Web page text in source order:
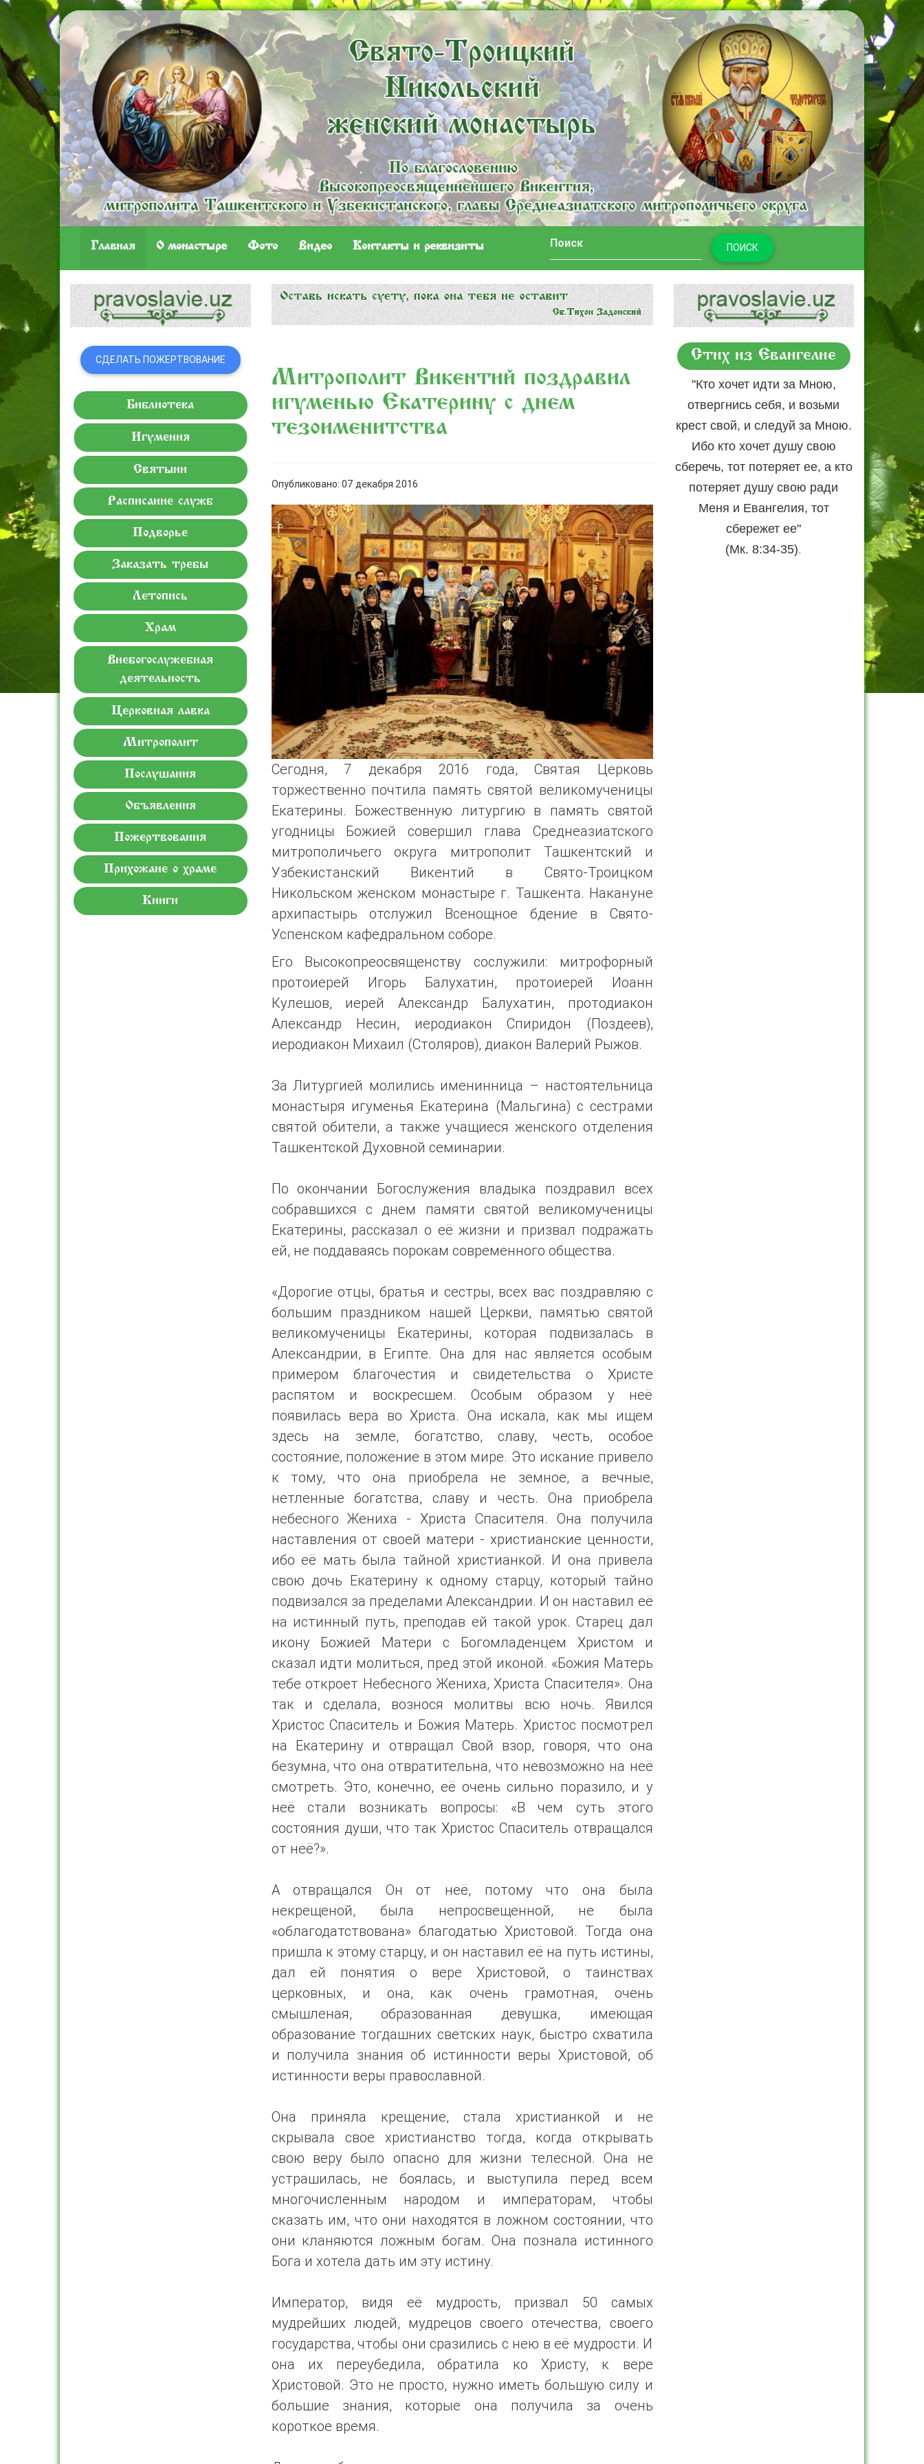
Главная O монастыре Фото Видео Контакты и реквизиты ПОИСК
СДЕЛАТЬ ПОЖЕРТВОВАНИЕ
Библиотека
Игумения
Святыни
Расписание служб
Подворье
Заказать требы
Летопись
Храм
Внебогослужебная
деятельность
Церковная лавка
Митрополит
Послушания
Объявления
Пожертвования
Прихожане о храме
Книги
Митрополит Викентий поздравил
игуменью Екатерину с днем
тезоименитства
Опубликовано: 07 декабря 2016
Сегодня, 7 декабря 2016 года, Святая Церковь
торжественно почтила память святой великомученицы
Екатерины. Божественную литургию в память святой
угодницы Божией совершил глава Среднеазиатского
митрополичьего округа митрополит Ташкентский и
Узбекистанский Викентий в Свято-Троицком
Никольском женском монастыре г. Ташкента. Накануне
архипастырь отслужил Всенощное бдение в Свято-
Успенском кафедральном соборе.
Его Высокопреосвященству сослужили: митрофорный
протоиерей Игорь Балухатин, протоиерей Иоанн
Кулешов, иерей Александр Балухатин, протодиакон
Александр Несин, иеродиакон Спиридон (Поздеев),
иеродиакон Михаил (Столяров), диакон Валерий Рыжов.
За Литургией молились именинница – настоятельница
монастыря игуменья Екатерина (Мальгина) с сестрами
святой обители, а также учащиеся женского отделения
Ташкентской Духовной семинарии.
По окончании Богослужения владыка поздравил всех
собравшихся с днем памяти святой великомученицы
Екатерины, рассказал о её жизни и призвал подражать
ей, не поддаваясь порокам современного общества.
«Дорогие отцы, братья и сестры, всех вас поздравляю с
большим праздником нашей Церкви, памятью святой
великомученицы Екатерины, которая подвизалась в
Александрии, в Египте. Она для нас является особым
примером благочестия и свидетельства о Христе
распятом и воскресшем. Особым образом у неё
появилась вера во Христа. Она искала, как мы ищем
здесь на земле, богатство, славу, честь, особое
состояние, положение в этом мире. Это искание привело
к тому, что она приобрела не земное, а вечные,
нетленные богатства, славу и честь. Она приобрела
небесного Жениха - Христа Спасителя. Она получила
наставления от своей матери - христианские ценности,
ибо её мать была тайной христианкой. И она привела
свою дочь Екатерину к одному старцу, который тайно
подвизался за пределами Александрии. И он наставил её
на истинный путь, преподав ей такой урок. Старец дал
икону Божией Матери с Богомладенцем Христом и
сказал идти молиться, пред этой иконой. «Божия Матерь
тебе откроет Небесного Жениха, Христа Спасителя». Она
так и сделала, вознося молитвы всю ночь. Явился
Христос Спаситель и Божия Матерь. Христос посмотрел
на Екатерину и отвращал Свой взор, говоря, что она
безумна, что она отвратительна, что невозможно на неё
смотреть. Это, конечно, её очень сильно поразило, и у
неё стали возникать вопросы: «В чем суть этого
состояния души, что так Христос Спаситель отвращался
от неё?».
А отвращался Он от неё, потому что она была
некрещеной, была непросвещенной, не была
«облагодатствована» благодатью Христовой. Тогда она
пришла к этому старцу, и он наставил её на путь истины,
дал ей понятия о вере Христовой, о таинствах
церковных, и она, как очень грамотная, очень
смышленая, образованная девушка, имеющая
образование тогдашних светских наук, быстро схватила
и получила знания об истинности веры Христовой, об
истинности веры православной.
Она приняла крещение, стала христианкой и не
скрывала свое христианство тогда, когда открывать
свою веру было опасно для жизни телесной. Она не
устрашилась, не боялась, и выступила перед всем
многочисленным народом и императорам, чтобы
сказать им, что они находятся в ложном состоянии, что
они кланяются ложным богам. Она познала истинного
Бога и хотела дать им эту истину.
Император, видя её мудрость, призвал 50 самых
мудрейших людей, мудрецов своего отечества, своего
государства, чтобы они сразились с нею в её мудрости. И
она их переубедила, обратила ко Христу, к вере
Христовой. Это не просто, нужно иметь большую силу и
большие знания, которые она получила за очень
короткое время.
Стих из Евангелие
"Кто хочет идти за Мною,
отвергнись себя, и возьми
крест свой, и следуй за Мною.
Ибо кто хочет душу свою
сберечь, тот потеряет ее, а кто
потеряет душу свою ради
Меня и Евангелия, тот
сбережет ее"
(Мк. 8:34-35).